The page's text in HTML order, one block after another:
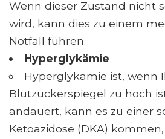
Wenn dieser Zustand nicht
wird, kann dies zu einem
Notfall führen.
Hyperglykämie
Hyperglykämie ist, wenn
Blutzuckerspiegel zu hoch
andauert, kann es zu einer
Ketoazidose (DKA)